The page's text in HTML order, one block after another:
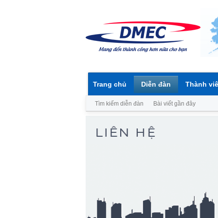
Trang chủ Diễn đàn
Tìm kiếm diễn đàn Bài viết gần đây
Thành